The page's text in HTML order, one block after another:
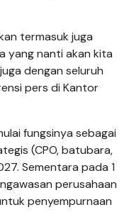
termasuk juga
yang nanti akan kita
dengan seluruh
pers di Kantor
fungsinya sebagai
(CPO, batubara,
Sementara pada 1
perusahaan
penyempurnaan